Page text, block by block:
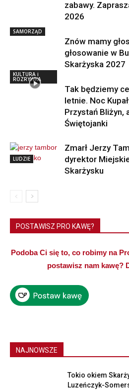
zabawy.
2026
SAMORZĄD
Znów mamy
głosowanie w
Skarżyska 2027
KULTURA i
ROZRYWKA
Tak będziemy
letnie. Noc
Przystań Bliżyn,
Świętojanki
LUDZIE
Zmarł Jerzy
dyrektor
Skarżysku
POSTAWISZ PRO KAWĘ?
Podoba Ci się to, co robimy na
postawisz nam kawę?
NAJNOWSZE
Tokio okiem
Luzeńczyk-